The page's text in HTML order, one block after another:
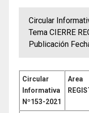
Circular
Tema CIERRE
Publicación
Circular
Informativa
Nº153-2021
Area